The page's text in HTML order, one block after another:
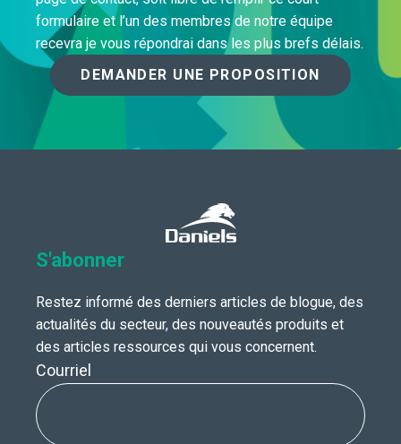
formulaire et l’un des membres de notre équipe
recevra je vous répondrai dans les plus brefs délais.
DEMANDER UNE PROPOSITION
S'abonner
Restez informé des derniers articles de blogue, des
actualités du secteur, des nouveautés produits et
des articles ressources qui vous concernent.
Courriel